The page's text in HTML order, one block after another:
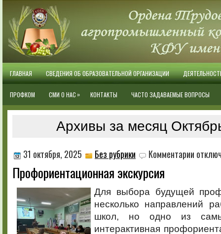
ГЛАВНАЯ СВЕДЕНИЯ ОБ ОБРАЗОВАТЕЛЬНОЙ ОРГАНИЗАЦИИ
ПРОФКОМ СМИ О НАС » КОНТАКТЫ ЧАСТО ЗАДАВАЕМЫЕ ВОПРОСЫ
Архивы за месяц
31 октября, 2025 Без рубрики Комментарии записи
Профориентационная экскурсия
Для выбора будущей
несколько направлений
школ, но одно из
интерактивная